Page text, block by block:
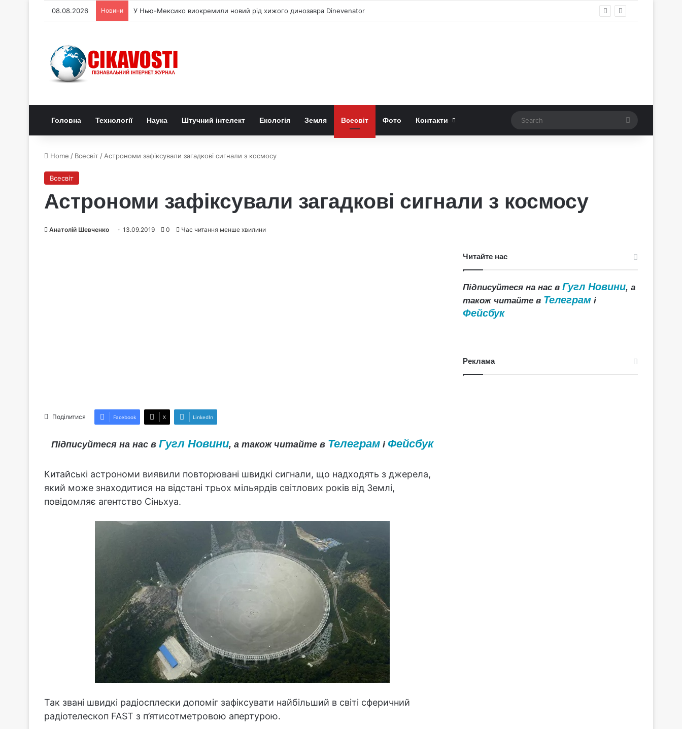
08.08.2026 Новини У Нью-Мексико виокремили новий рід хижого динозавра Dinevenator
Головна Технології Наука Штучний інтелект Екологія Земля Всесвіт Фото Контакти Search
Home / Всесвіт / Астрономи зафіксували загадкові сигнали з космосу
Всесвіт
Астрономи зафіксували загадкові сигнали з космосу
Анатолій Шевченко 13.09.2019 0 Час читання менше хвилини
Поділитися Facebook X LinkedIn
Підписуйтеся на нас в Гугл Новини, а також читайте в Телеграмі Фейсбук
Китайські астрономи виявили повторювані швидкі сигнали, що надходять з джерела,
який може знаходитися на відстані трьох мільярдів світлових років від Землі,
повідомляє агентство Сіньхуа.
Так звані швидкі радіосплески допоміг зафіксувати найбільший в світі сферичний
радіотелескоп FAST з п’ятисотметровою апертурою.
Читайте нас
Підписуйтеся на нас вГугл Новини, а
також читайте в Телеграм і
Фейсбук
Реклама